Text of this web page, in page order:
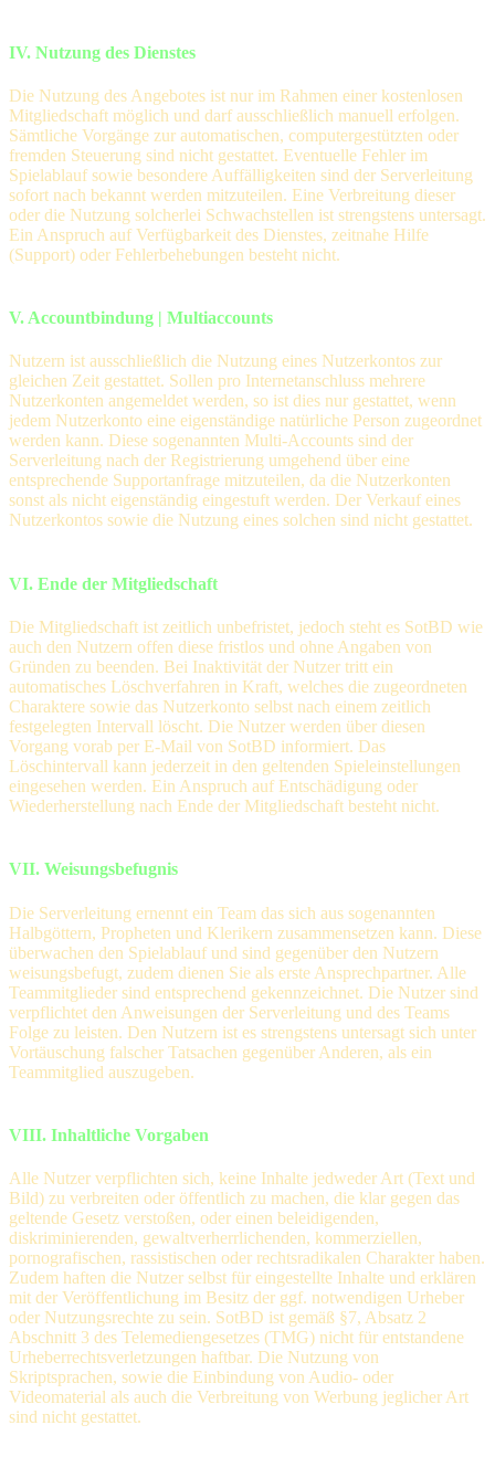
IV. Nutzung des Dienstes
Die Nutzung des Angebotes ist nur im Rahmen einer kostenlosen
Mitgliedschaft möglich und darf ausschließlich manuell erfolgen.
Sämtliche Vorgänge zur automatischen, computergestützten oder
fremden Steuerung sind nicht gestattet. Eventuelle Fehler im
Spielablauf sowie besondere Auffälligkeiten sind der Serverleitung
sofort nach bekannt werden mitzuteilen. Eine Verbreitung dieser
oder die Nutzung solcherlei Schwachstellen ist strengstens untersagt.
Ein Anspruch auf Verfügbarkeit des Dienstes, zeitnahe Hilfe
(Support) oder Fehlerbehebungen besteht nicht.
V. Accountbindung | Multiaccounts
Nutzern ist ausschließlich die Nutzung eines Nutzerkontos zur
gleichen Zeit gestattet. Sollen pro Internetanschluss mehrere
Nutzerkonten angemeldet werden, so ist dies nur gestattet, wenn
jedem Nutzerkonto eine eigenständige natürliche Person zugeordnet
werden kann. Diese sogenannten Multi-Accounts sind der
Serverleitung nach der Registrierung umgehend über eine
entsprechende Supportanfrage mitzuteilen, da die Nutzerkonten
sonst als nicht eigenständig eingestuft werden. Der Verkauf eines
Nutzerkontos sowie die Nutzung eines solchen sind nicht gestattet.
VI. Ende der Mitgliedschaft
Die Mitgliedschaft ist zeitlich unbefristet, jedoch steht es SotBD wie
auch den Nutzern offen diese fristlos und ohne Angaben von
Gründen zu beenden. Bei Inaktivität der Nutzer tritt ein
automatisches Löschverfahren in Kraft, welches die zugeordneten
Charaktere sowie das Nutzerkonto selbst nach einem zeitlich
festgelegten Intervall löscht. Die Nutzer werden über diesen
Vorgang vorab per E-Mail von SotBD informiert. Das
Löschintervall kann jederzeit in den geltenden Spieleinstellungen
eingesehen werden. Ein Anspruch auf Entschädigung oder
Wiederherstellung nach Ende der Mitgliedschaft besteht nicht.
VII. Weisungsbefugnis
Die Serverleitung ernennt ein Team das sich aus sogenannten
Halbgöttern, Propheten und Klerikern zusammensetzen kann. Diese
überwachen den Spielablauf und sind gegenüber den Nutzern
weisungsbefugt, zudem dienen Sie als erste Ansprechpartner. Alle
Teammitglieder sind entsprechend gekennzeichnet. Die Nutzer sind
verpflichtet den Anweisungen der Serverleitung und des Teams
Folge zu leisten. Den Nutzern ist es strengstens untersagt sich unter
Vortäuschung falscher Tatsachen gegenüber Anderen, als ein
Teammitglied auszugeben.
VIII. Inhaltliche Vorgaben
Alle Nutzer verpflichten sich, keine Inhalte jedweder Art (Text und
Bild) zu verbreiten oder öffentlich zu machen, die klar gegen das
geltende Gesetz verstoßen, oder einen beleidigenden,
diskriminierenden, gewaltverherrlichenden, kommerziellen,
pornografischen, rassistischen oder rechtsradikalen Charakter haben.
Zudem haften die Nutzer selbst für eingestellte Inhalte und erklären
mit der Veröffentlichung im Besitz der ggf. notwendigen Urheber
oder Nutzungsrechte zu sein. SotBD ist gemäß §7, Absatz 2
Abschnitt 3 des Telemediengesetzes (TMG) nicht für entstandene
Urheberrechtsverletzungen haftbar. Die Nutzung von
Skriptsprachen, sowie die Einbindung von Audio- oder
Videomaterial als auch die Verbreitung von Werbung jeglicher Art
sind nicht gestattet.